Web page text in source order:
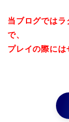
当ブログでは
で、
プレイの際には